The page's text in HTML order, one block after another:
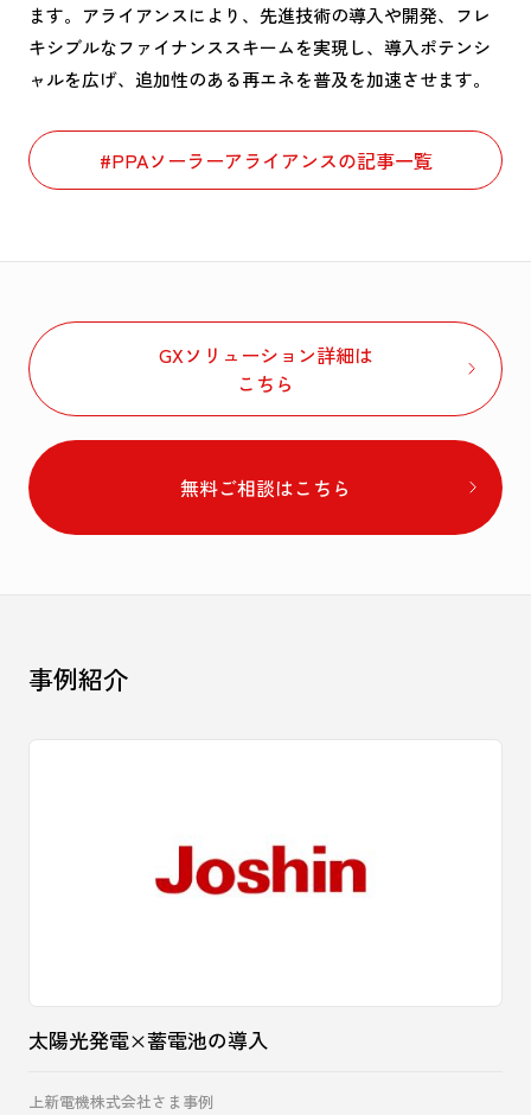
ます。アライアンスにより、先進技術の導入や開発、フレ
キシブルなファイナンススキームを実現し、導入ポテンシ
ャルを広げ、追加性のある再エネを普及を加速させます。
#PPAソーラーアライアンスの記事一覧
GXソリューション詳細は
こちら
無料ご相談はこちら
事例紹介
太陽光発電×蓄電池の導入
上新電機株式会社さま事例